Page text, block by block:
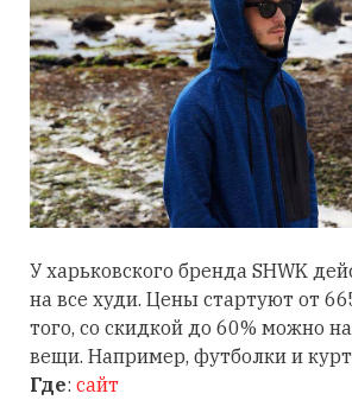
У харьковского бренда SHWK
на все худи. Цены стартуют от
того, со скидкой до 60% можно
вещи. Например, футболки и
Где: сайт